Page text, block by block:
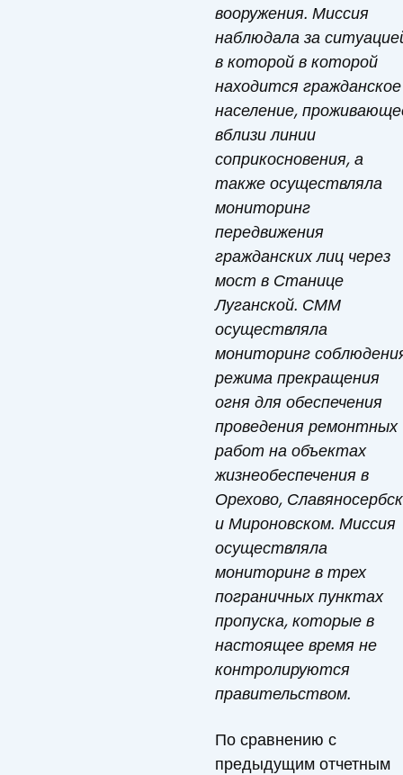
вооружения. Миссия
наблюдала за
в которой в которой
находится гражданское
население,
вблизи линии
соприкосновения, а
также осуществляла
мониторинг
передвижения
гражданских лиц через
мост в Станице
Луганской. СММ
осуществляла
мониторинг
режима прекращения
огня для обеспечения
проведения ремонтных
работ на объектах
жизнеобеспечения в
Орехово,
и Мироновском. Миссия
осуществляла
мониторинг в трех
пограничных пунктах
пропуска, которые в
настоящее время не
контролируются
правительством.
По сравнению с
предыдущим отчетным